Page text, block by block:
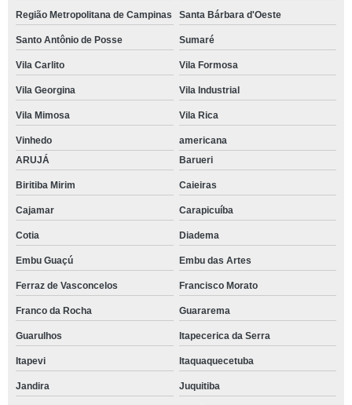
Região Metropolitana de Campinas Santa Bárbara d'Oeste
Santo Antônio de Posse Sumaré
Vila Carlito Vila Formosa
Vila Georgina Vila Industrial
Vila Mimosa Vila Rica
Vinhedo
americana
ARUJÁ
Barueri
Biritiba Mirim Caieiras
Cajamar Carapicuíba
Cotia Diadema
Embu Guaçú Embu das Artes
Ferraz de Vasconcelos Francisco Morato
Franco da Rocha Guararema
Guarulhos Itapecerica da Serra
Itapevi Itaquaquecetuba
Jandira Juquitiba